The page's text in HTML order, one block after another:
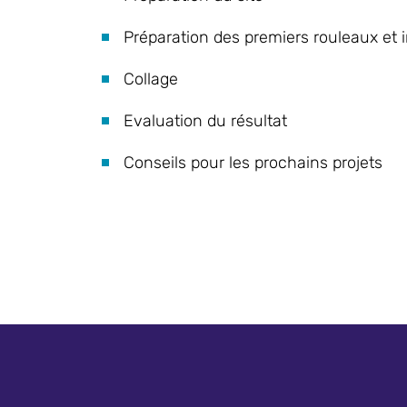
Préparation des premiers rouleaux et
Collage
Evaluation du résultat
Conseils pour les prochains projets